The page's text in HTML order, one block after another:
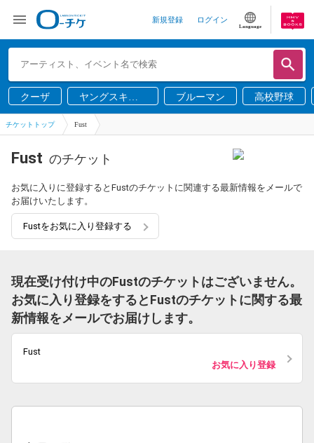
新規登録 ログイン
Language
クーザ
ヤングスキニ
ー
ブルーマン 高校野球
チケットトップ Fust
Fust のチケット
お気に入りに登録するとFustのチケットに関連する最新情報をメールで
お届けいたします。
Fustをお気に入り登録する
現在受け付け中のFustのチケットはございません。
お気に入り登録をするとFustのチケットに関する最
新情報をメールでお届けします。
Fust
お気に入り登録